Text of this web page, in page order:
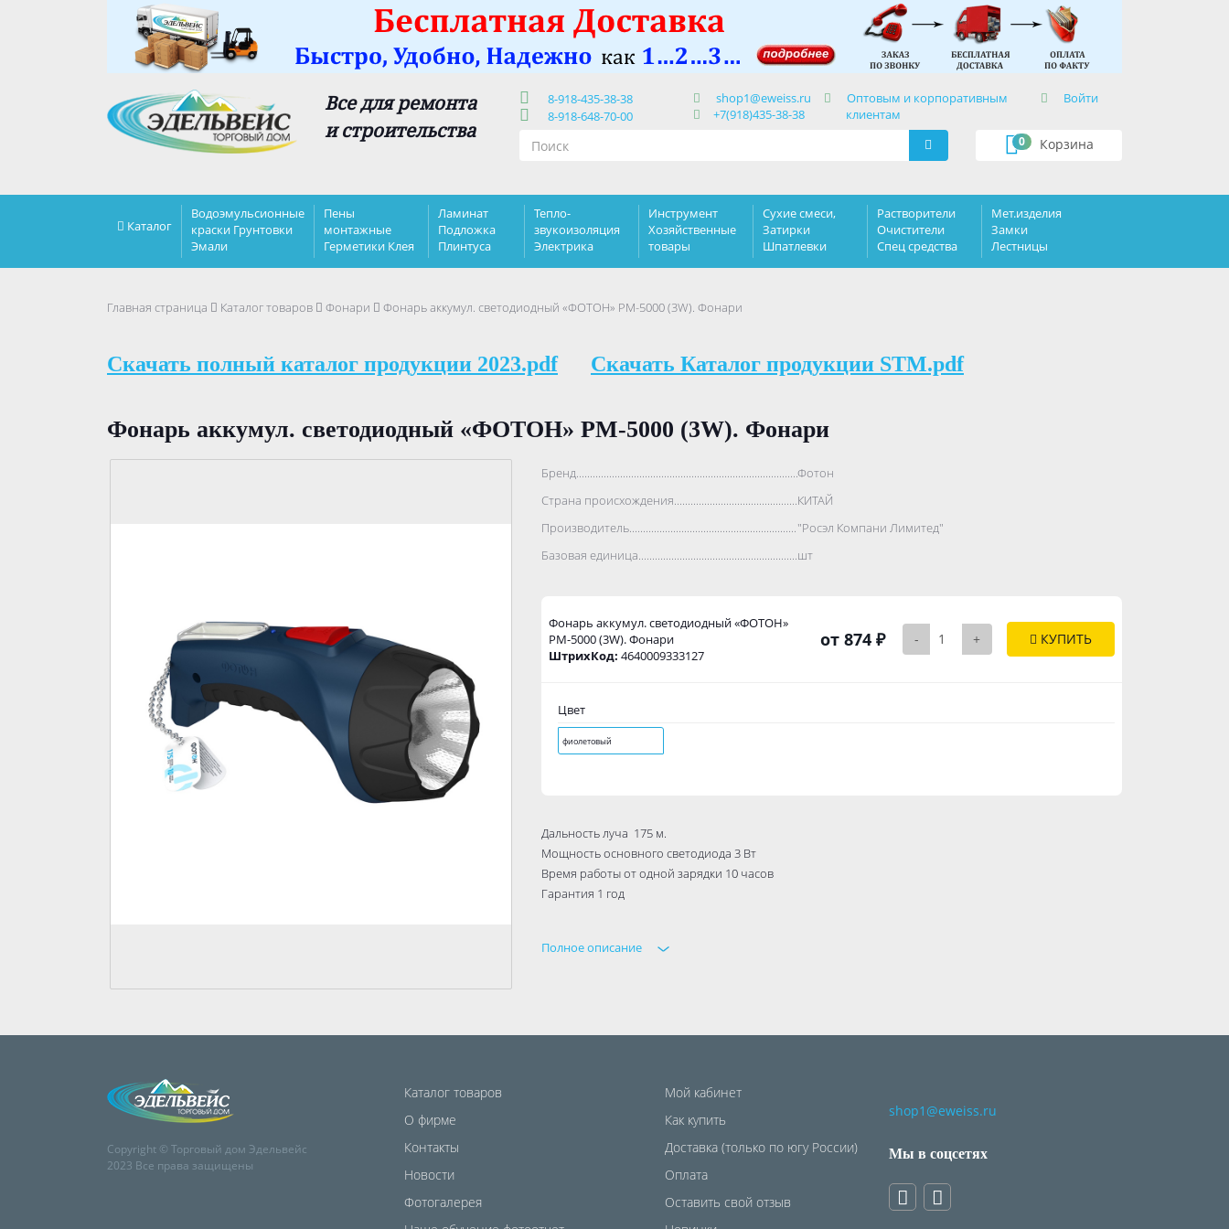
Все для ремонта
и строительства
8-918-435-38-38
8-918-648-70-00
shop1@eweiss.ru
+7(918)435-38-38
Оптовым и корпоративным
клиентам
Войти
Корзина
0
Каталог
Водоэмульсионные
краски Грунтовки
Эмали
Пены
монтажные
Герметики Клея
Ламинат
Подложка
Плинтуса
Тепло-
звукоизоляция
Электрика
Инструмент
Хозяйственные
товары
Сухие смеси,
Затирки
Шпатлевки
Растворители
Очистители
Спец средства
Мет.изделия
Замки
Лестницы
Главная страница Каталог товаров Фонари Фонарь аккумул. светодиодный «ФОТОН» РМ-5000 (3W). Фонари
Скачать полный каталог продукции 2023.pdf Скачать Каталог продукции STM.pdf
Фонарь аккумул. светодиодный «ФОТОН» РМ-5000 (3W). Фонари
Бренд..................................................................................Фотон
Страна происхождения..................................................................................
КИТАЙ
Производитель.................................................................................."Росэл Компани Лимитед"
Базовая единица..................................................................................
шт
Фонарь аккумул. светодиодный «ФОТОН»
РМ-5000 (3W). Фонари
ШтрихКод: 4640009333127
от 874 ₽ - + КУПИТЬ
Цвет
фиолетовый
Дальность луча 175 м.
Мощность основного светодиода 3 Вт
Время работы от одной зарядки 10 часов
Гарантия 1 год
Полное описание
Copyright © Торговый дом Эдельвейс
2023 Все права защищены
Каталог товаров
О фирме
Контакты
Новости
Фотогалерея
Мой кабинет
Как купить
Доставка (только по югу России)
Оплата
Оставить свой отзыв
shop1@eweiss.ru
Мы в соцсетях